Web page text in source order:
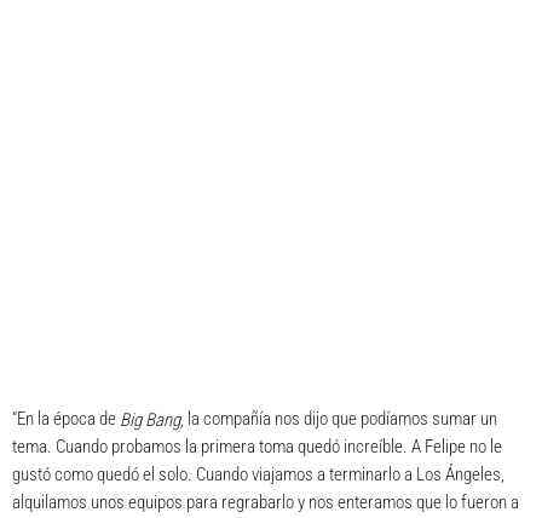
“En la época de Big Bang, la compañía nos dijo que podíamos sumar un
tema. Cuando probamos la primera toma quedó increíble. A Felipe no le
gustó como quedó el solo. Cuando viajamos a terminarlo a Los Ángeles,
alquilamos unos equipos para regrabarlo y nos enteramos que lo fueron a